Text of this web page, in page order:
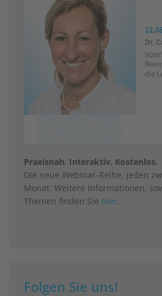
Praxisnah. Interaktiv. Kostenlos.
Die neue Webinar-Reihe, jeden
Monat. Weitere Informationen,
Themen finden Sie hier.
Folgen Sie uns!